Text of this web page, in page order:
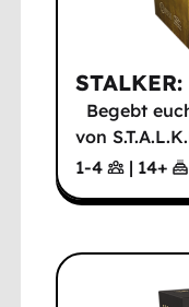
Begebt
von
1-4
| 14+